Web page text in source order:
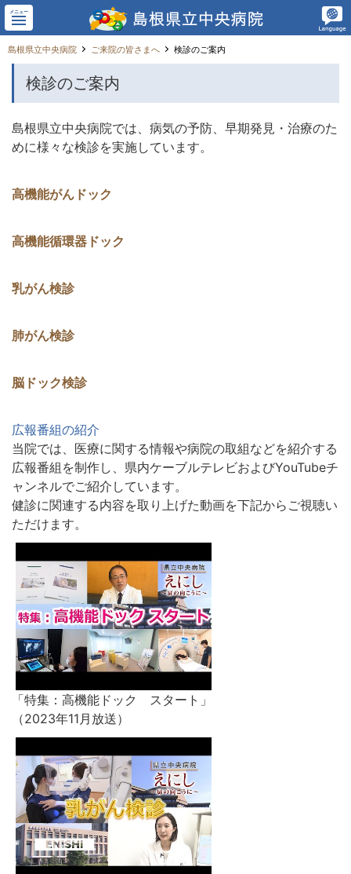
メニュー
島根県立中央病院 ご来院の皆さまへ 検診のご案内
検診のご案内
島根県立中央病院では、病気の予防、早期発見・治療のた
めに様々な検診を実施しています。
高機能がんドック
高機能循環器ドック
乳がん検診
肺がん検診
脳ドック検診
広報番組の紹介
当院では、医療に関する情報や病院の取組などを紹介する
広報番組を制作し、県内ケーブルテレビおよびYouTubeチ
ャンネルでご紹介しています。
健診に関連する内容を取り上げた動画を下記からご視聴い
ただけます。
「特集：高機能ドック スタート」
（2023年11月放送）